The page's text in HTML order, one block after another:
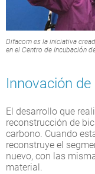
Difacom es la iniciativa
en el Centro de Incubación
Innovación
El desarrollo que
reconstrucción de
carbono. Cuando
reconstruye el
nuevo, con las
material.